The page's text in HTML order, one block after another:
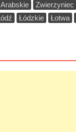
Zwierzyniec
Łódzkie Łotwa